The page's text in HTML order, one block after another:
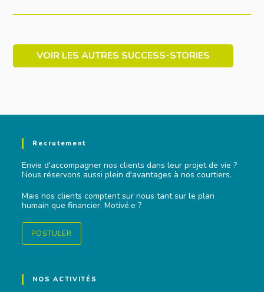
VOIR LES AUTRES SUCCESS-STORIES
Recrutement
Envie d'accompagner nos clients dans leur projet de vie ?
Nous réservons aussi plein d'avantages à nos courtiers.
Mais nos clients comptent sur nous tant sur le plan
humain que financier. Motivé.e ?
POSTULER
NOS ACTIVITÉS